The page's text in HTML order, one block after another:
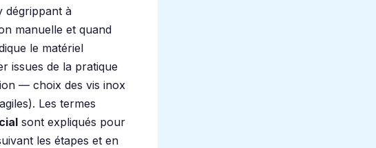
dégrippant à
manuelle et quand
le matériel
issues de la pratique
— choix des vis inox
Les termes
sont expliqués pour
les étapes et en